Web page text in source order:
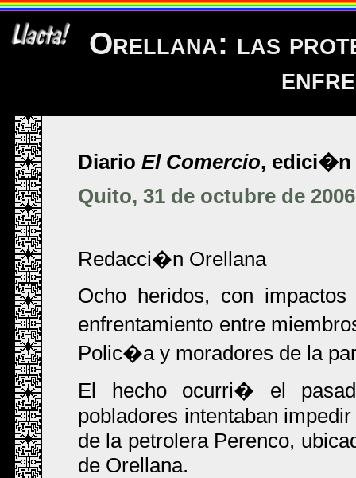
Orellana: las
Diario El Comercio, edici�n
Quito, 31 de octubre de 2006
Redacci�n Orellana
Ocho heridos, con
enfrentamiento entre
Polic�a y moradores de la
El hecho ocurri� el
pobladores intentaban
de la petrolera Perenco,
de Orellana.